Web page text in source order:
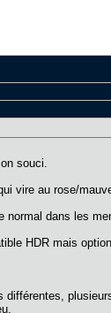
souci.
vire au rose/
dans les
HDR mais